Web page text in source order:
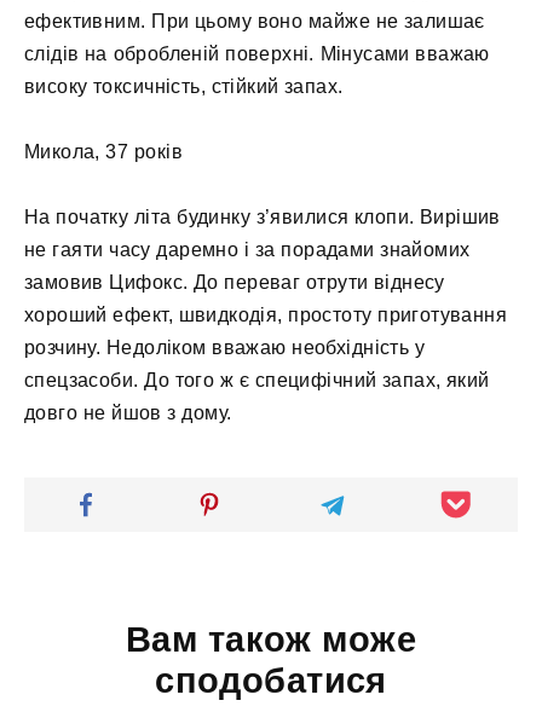
ефективним. При цьому воно майже не залишає
слідів на обробленій поверхні. Мінусами вважаю
високу токсичність, стійкий запах.
Микола, 37 років
На початку літа будинку з’явилися клопи. Вирішив
не гаяти часу даремно і за порадами знайомих
замовив Цифокс. До переваг отрути віднесу
хороший ефект, швидкодія, простоту приготування
розчину. Недоліком вважаю необхідність у
спецзасоби. До того ж є специфічний запах, який
довго не йшов з дому.
Вам також може
сподобатися